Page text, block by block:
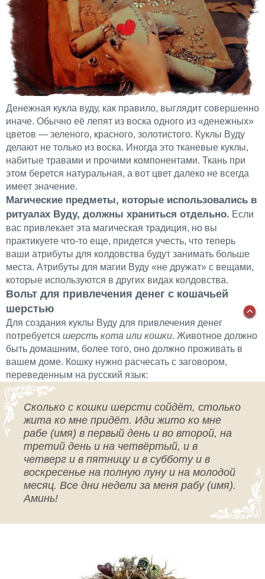
Денежная кукла вуду, как правило, выглядит совершенно
иначе. Обычно её лепят из воска одного из «денежных»
цветов — зеленого, красного, золотистого. Куклы Вуду
делают не только из воска. Иногда это тканевые куклы,
набитые травами и прочими компонентами. Ткань при
этом берется натуральная, а вот цвет далеко не всегда
имеет значение.
Магические предметы, которые использовались в
ритуалах Вуду, должны храниться отдельно. Если
вас привлекает эта магическая традиция, но вы
практикуете что-то еще, придется учесть, что теперь
ваши атрибуты для колдовства будут занимать больше
места. Атрибуты для магии Вуду «не дружат» с вещами,
которые используются в других видах колдовства.
Вольт для привлечения денег с кошачьей
шерстью
Для создания куклы Вуду для привлечения денег
потребуется шерсть кота или кошки. Животное должно
быть домашним, более того, оно должно проживать в
вашем доме. Кошку нужно расчесать с заговором,
переведенным на русский язык:
Сколько с кошки шерсти сойдёт, столько
жита ко мне придёт. Иди жито ко мне
рабе (имя) в первый день и во второй, на
третий день и на четвёртый, и в
четверг и в пятницу и в субботу и в
воскресенье на полную луну и на молодой
месяц. Все дни недели за меня рабу (имя).
Аминь!